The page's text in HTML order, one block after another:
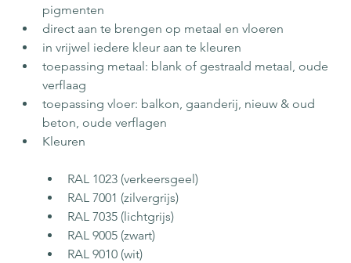
pigmenten
direct aan te brengen op metaal en vloeren
in vrijwel iedere kleur aan te kleuren
toepassing metaal: blank of gestraald metaal, oude
verflaag
toepassing vloer: balkon, gaanderij, nieuw & oud
beton, oude verflagen
Kleuren
RAL 1023 (verkeersgeel)
RAL 7001 (zilvergrijs)
RAL 7035 (lichtgrijs)
RAL 9005 (zwart)
RAL 9010 (wit)